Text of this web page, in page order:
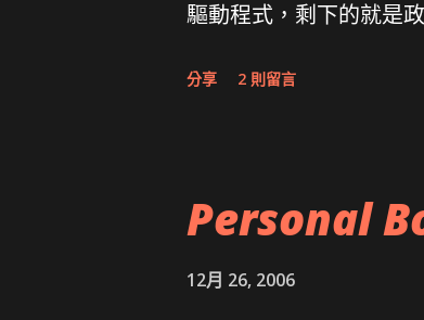
驅動程式，剩下的就是
分享 2 則留言
Personal
12月 26, 2006